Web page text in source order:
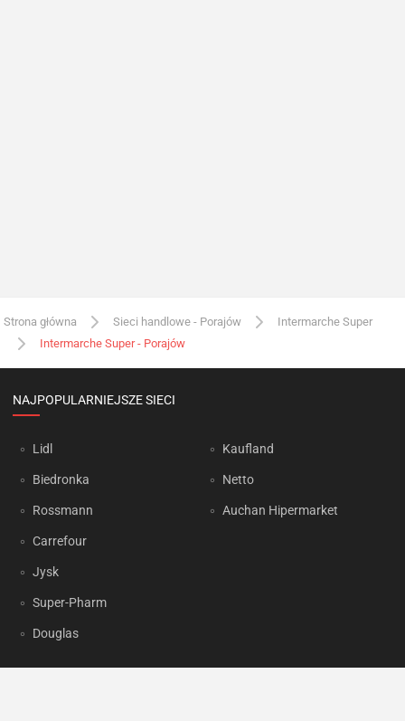
Strona główna Sieci handlowe - Porajów
Intermarche Super
Intermarche Super - Porajów
NAJPOPULARNIEJSZE SIECI
Lidl
Biedronka
Rossmann
Carrefour
Jysk
Super-Pharm
Douglas
Kaufland
Netto
Auchan Hipermarket